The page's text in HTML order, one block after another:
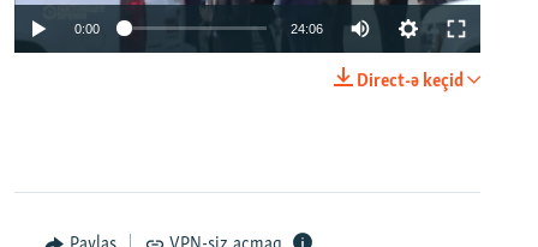
0:00 24:06
Direct-ə keçid